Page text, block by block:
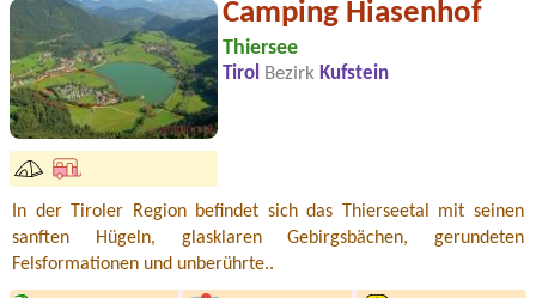
Camping Hiasenhof
Thiersee
Tirol Bezirk Kufstein
In der Tiroler Region befindet sich das Thierseetal mit seinen
sanften Hügeln, glasklaren Gebirgsbächen, gerundeten
Felsformationen und unberührte..